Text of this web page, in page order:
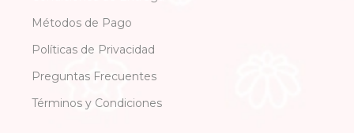
Métodos de Pago
Políticas de Privacidad
Preguntas Frecuentes
Términos y Condiciones